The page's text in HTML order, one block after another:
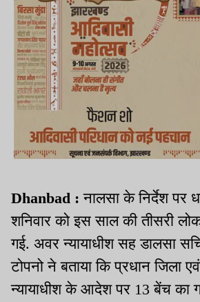
Dhanbad : नालसा के निर्देश पर
शनिवार को इस साल की तीसरी
गई. अवर न्यायाधीश सह डालसा
टोपनो ने बताया कि प्रधान जिला
न्यायाधीश के आदेश पर 13 बेंच का